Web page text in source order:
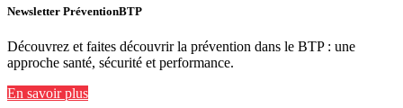
Newsletter PréventionBTP
Découvrez et faites découvrir la prévention dans le BTP : une
approche santé, sécurité et performance.
En savoir plus